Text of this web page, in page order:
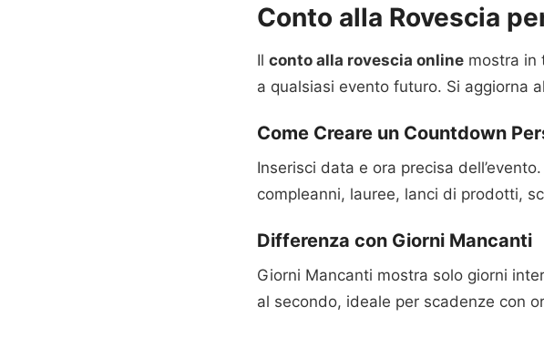
Conto alla Rovescia
Il conto alla rovescia online mostra in
a qualsiasi evento futuro. Si aggiorna
Come Creare un Countdown
Inserisci data e ora precisa
compleanni, lauree, lanci di prodotti,
Differenza con Giorni Mancanti
Giorni Mancanti mostra solo giorni
al secondo, ideale per scadenze con